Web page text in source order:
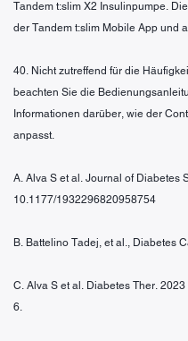
Tandem t:slim X2 Insulinpumpe.
der Tandem t:slim Mobile App und
40. Nicht zutreffend für die
beachten Sie die
Informationen darüber, wie der
anpasst.
A. Alva S et al. Journal of Diabetes
10.1177/1932296820958754
B. Battelino Tadej, et al., Diabetes
C. Alva S et al. Diabetes Ther.
6.